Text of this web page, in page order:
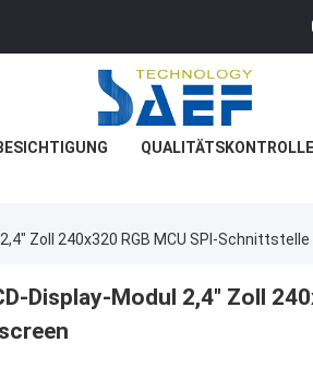
QUALITÄTSKONTROLLE
Zoll 240x320 RGB MCU SPI-
Display-Modul 2,4" Zoll